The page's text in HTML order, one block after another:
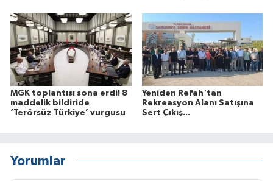
MGK toplantısı sona erdi! 8
maddelik bildiride
‘Terörsüz Türkiye’ vurgusu
Yeniden Refah'tan
Rekreasyon Alanı Satışına
Sert Çıkış...
Yorumlar